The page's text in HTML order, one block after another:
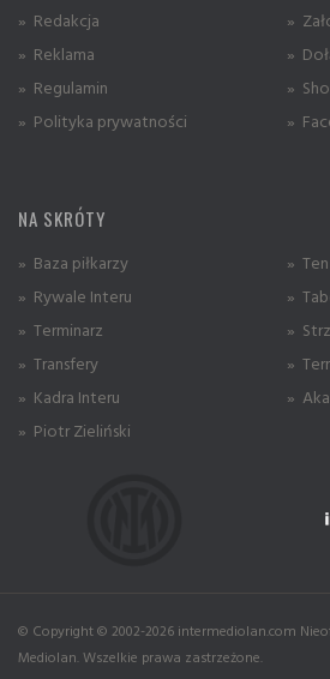
» Redakcja
» Reklama
» Regulamin
» Polityka prywatności
»
»
»
»
NA SKRÓTY
» Baza piłkarzy
» Rywale Interu
» Terminarz
» Transfery
» Kadra Interu
» Piotr Zieliński
»
»
»
»
»
© Copyright © 2002-2026 intermediolan.com
Mediolan. Wszelkie prawa zastrzeżone.